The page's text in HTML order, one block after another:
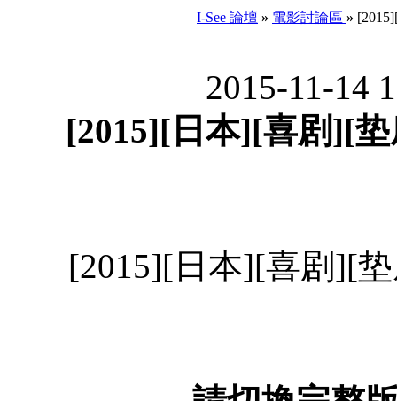
I-See 論壇 » 電影討論區 »
2015-11-14
[2015][日本][喜剧][
[2015][日本][喜剧][